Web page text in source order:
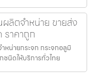
ผลิตจำหน่าย ขายส่ง
ราคาถูก
หน่ายกระจก กระจกอลูมิ
ชนิดให้บริการทั่วไทย